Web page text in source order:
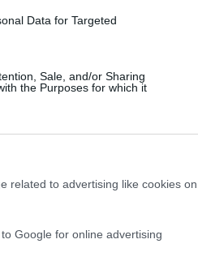
Data for Targeted
Sale, and/or Sharing
the Purposes for which it
related to advertising like cookies on
Google for online advertising
un dispositivo
chip especialmente
tecnologías BCI incluye
de sus extremidades